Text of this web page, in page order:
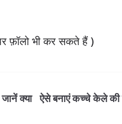
फ़ॉलो भी कर सकते हैं )
क्‍या ऐसे बनाएं कच्चे केले की